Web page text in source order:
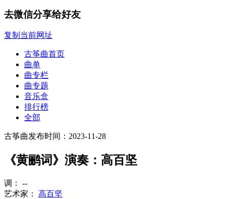
去微信分享给好友
复制当前网址
古筝曲首页
曲单
曲专栏
曲专题
音乐盒
排行榜
全部
古筝曲发布时间：2023-11-28
《黄鹂词》演奏：高百坚
调： --
艺术家： 高百坚